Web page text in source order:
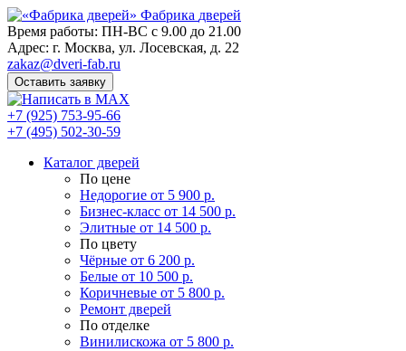
Фабрика дверей
Время работы: ПН-ВС с 9.00 до 21.00
Адрес: г. Москва, ул. Лосевская, д. 22
zakaz@dveri-fab.ru
Оставить заявку
+7 (925) 753-95-66
+7 (495) 502-30-59
Каталог дверей
По цене
Недорогие от 5 900 р.
Бизнес-класс от 14 500 р.
Элитные от 14 500 р.
По цвету
Чёрные от 6 200 р.
Белые от 10 500 р.
Коричневые от 5 800 р.
Ремонт дверей
По отделке
Винилискожа от 5 800 р.